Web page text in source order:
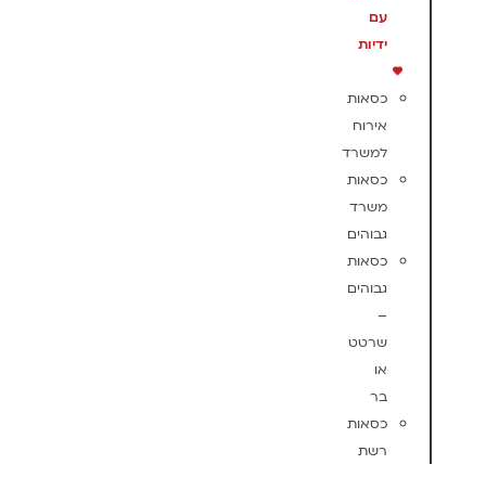
עם
ידיות
כסאות
אירוח
למשרד
כסאות
משרד
גבוהים
כסאות
גבוהים
–
שרטט
או
בר
כסאות
רשת